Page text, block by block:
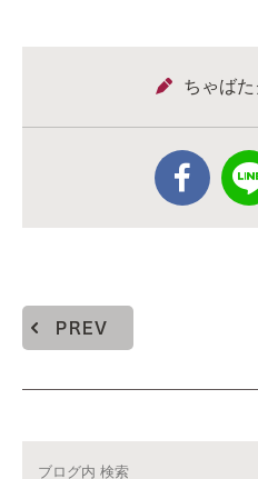
ちゃば
PREV